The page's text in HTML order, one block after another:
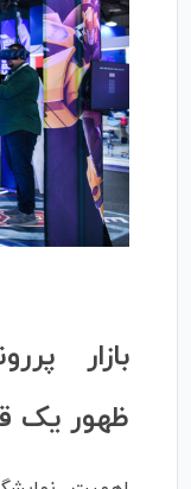
بازار
ظهور یک